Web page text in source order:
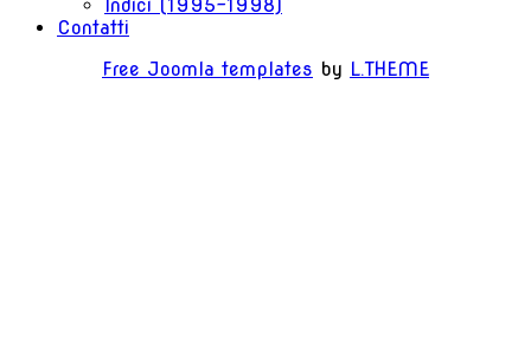
Indici (1995-1998)
Contatti
Free Joomla templates by L.THEME